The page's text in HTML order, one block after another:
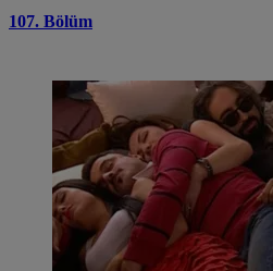
107. Bölüm